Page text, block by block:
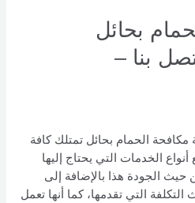
بحائل
اتصل بنا –
الحمام بحائل تمتلك كافة
الخدمات التي يحتاج إليها
حيث الجودة هذا بالإضافة إلى
التي تقدمها، كما أنها تعمل